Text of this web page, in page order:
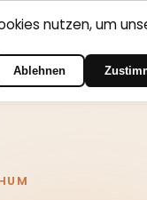
Portal-Login
nutzen, um
Ablehnen